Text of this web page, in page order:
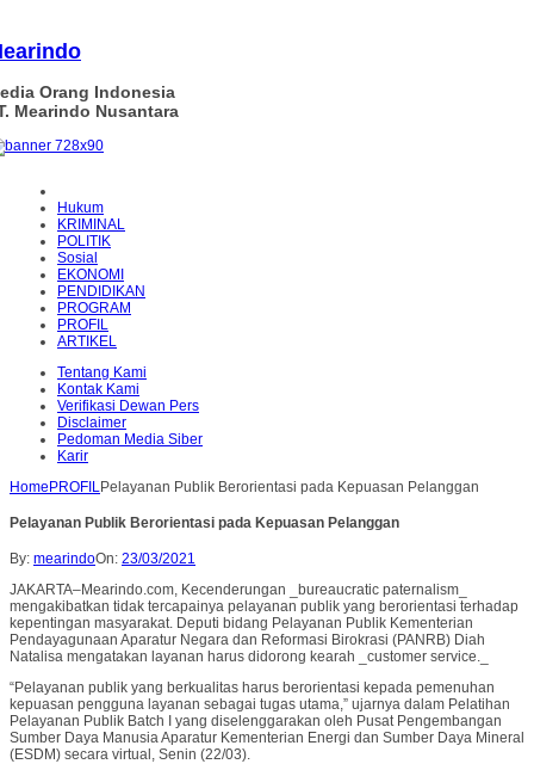
Orang Indonesia
Mearindo Nusantara
Hukum
KRIMINAL
POLITIK
Sosial
EKONOMI
PENDIDIKAN
PROGRAM
PROFIL
ARTIKEL
Tentang Kami
Kontak Kami
Verifikasi Dewan Pers
Disclaimer
Pedoman Media Siber
Karir
Home PROFILPelayanan Publik Berorientasi pada Kepuasan Pelanggan
Pelayanan Publik Berorientasi pada Kepuasan Pelanggan
By: mearindoOn: 23/03/2021
JAKARTA–Mearindo.com, Kecenderungan _bureaucratic paternalism_
mengakibatkan tidak tercapainya pelayanan publik yang berorientasi terhadap
kepentingan masyarakat. Deputi bidang Pelayanan Publik Kementerian
Pendayagunaan Aparatur Negara dan Reformasi Birokrasi (PANRB) Diah
Natalisa mengatakan layanan harus didorong kearah _customer service._
“Pelayanan publik yang berkualitas harus berorientasi kepada pemenuhan
kepuasan pengguna layanan sebagai tugas utama,” ujarnya dalam Pelatihan
Pelayanan Publik Batch I yang diselenggarakan oleh Pusat Pengembangan
Sumber Daya Manusia Aparatur Kementerian Energi dan Sumber Daya Mineral
(ESDM) secara virtual, Senin (22/03).